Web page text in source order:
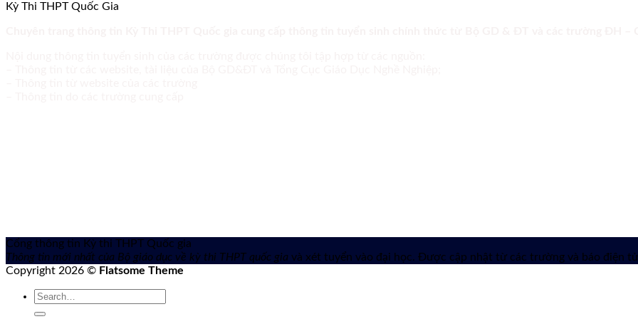
Kỳ Thi THPT Quốc Gia
Cổng thông tin Kỳ thi THPT Quốc gia
Thông tin mới nhất của Bộ giáo dục về kỳ thi THPT quốc gia và xét tuyển vào đại học. Được cập nhật từ các trường và báo điện
Copyright 2026 © Flatsome Theme